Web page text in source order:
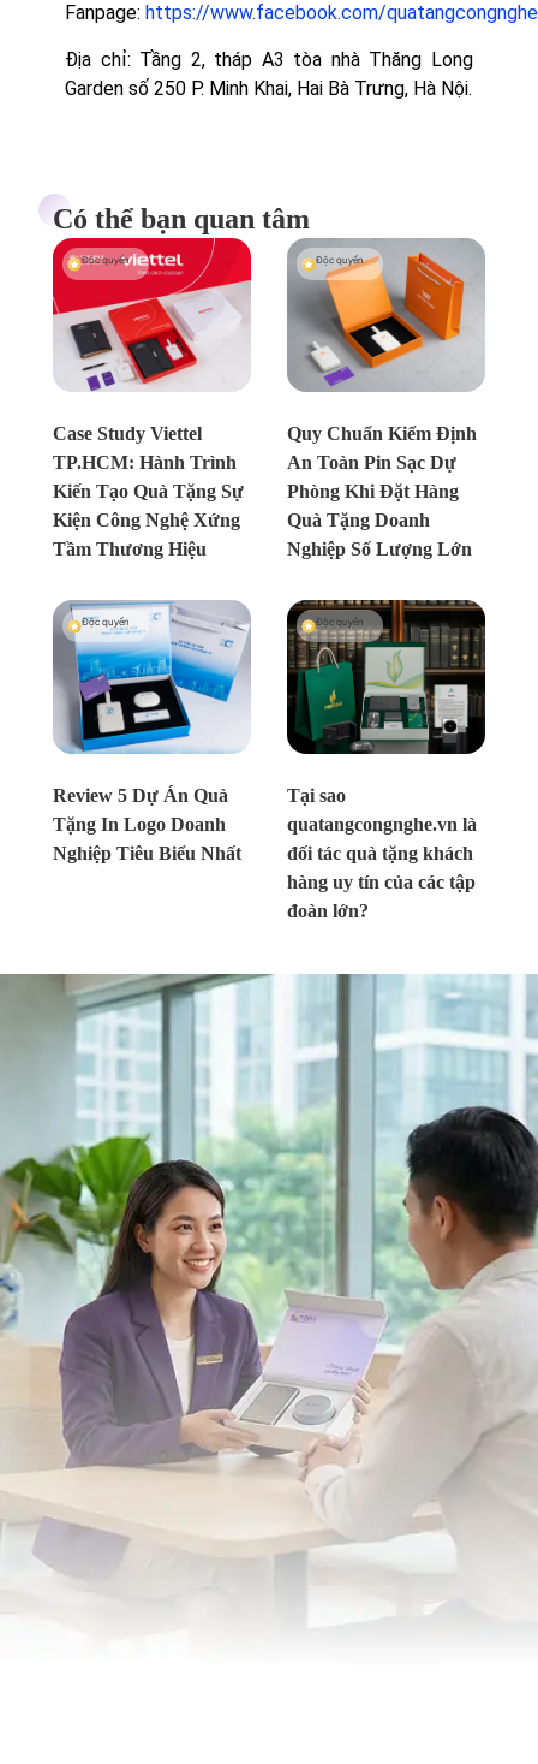
Fanpage: https://www.facebook.com/
Địa chỉ: Tầng 2, tháp A3 tòa nhà Thăng Long
Garden số 250 P. Minh Khai, Hai Bà Trưng, Hà Nội.
Có thể bạn quan tâm
Case Study Viettel
TP.HCM: Hành Trình
Kiến Tạo Quà Tặng Sự
Kiện Công Nghệ Xứng
Tầm Thương Hiệu
Độc quyền
Quy Chuẩn Kiểm Định
An Toàn Pin Sạc Dự
Phòng Khi Đặt Hàng
Quà Tặng Doanh
Nghiệp Số Lượng Lớn
Độc quyền
Review 5 Dự Án Quà
Tặng In Logo Doanh
Nghiệp Tiêu Biểu Nhất
Độc quyền
Tại sao
quatangcongnghe.vn là
đối tác quà tặng khách
hàng uy tín của các tập
đoàn lớn?
Độc quyền